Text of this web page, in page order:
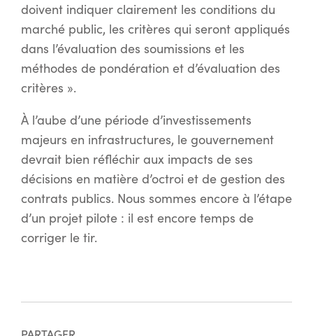
doivent indiquer clairement les conditions du
marché public, les critères qui seront appliqués
dans l’évaluation des soumissions et les
méthodes de pondération et d’évaluation des
critères ».
À l’aube d’une période d’investissements
majeurs en infrastructures, le gouvernement
devrait bien réfléchir aux impacts de ses
décisions en matière d’octroi et de gestion des
contrats publics. Nous sommes encore à l’étape
d’un projet pilote : il est encore temps de
corriger le tir.